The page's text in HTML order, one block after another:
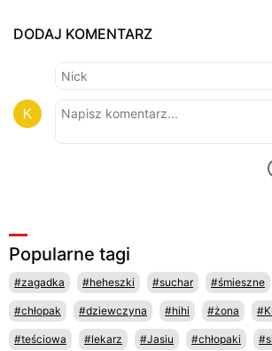
DODAJ KOMENTARZ
Popularne tagi
#zagadka #heheszki #suchar #śmieszne
#chłopak #dziewczyna #hihi #żona
#teściowa #lekarz #Jasiu #chłopaki